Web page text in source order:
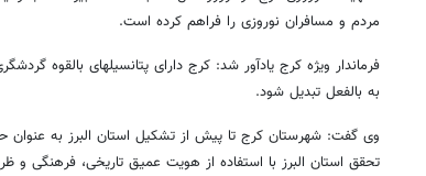
مردم و مسافران نوروزی را فراهم کرده است.
فرماندار ویژه کرج یادآور شد:‌ کرج دارای پتانسیلهای
به بالفعل تبدیل شود.
وی گفت: شهرستان کرج تا پیش از تشکیل استان البرز به عنوان
تحقق استان البرز با استفاده از هویت عمیق تاریخی، فرهنگی